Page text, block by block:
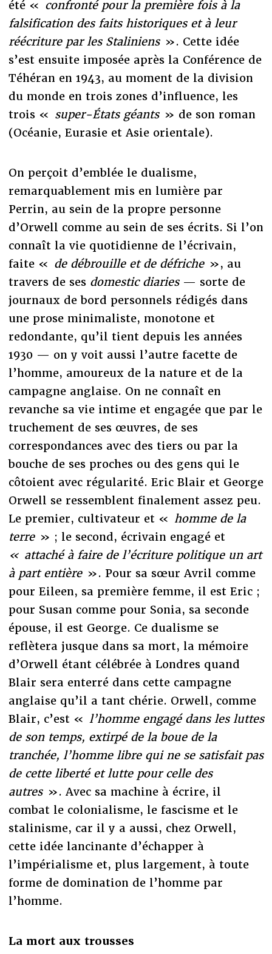
été « confronté pour la première fois à la
falsification des faits historiques et à leur
réécriture par les Staliniens». Cette idée
s’est ensuite imposée après la Conférence de
Téhéran en 1943, au moment de la division
du monde en trois zones d’influence, les
trois « super-États géants» de son roman
(Océanie, Eurasie et Asie orientale).
On perçoit d’emblée le dualisme,
remarquablement mis en lumière par
Perrin, au sein de la propre personne
d’Orwell comme au sein de ses écrits. Si l’on
connaît la vie quotidienne de l’écrivain,
faite « de débrouille et de défriche», au
travers de ses domestic diaries— sorte de
journaux de bord personnels rédigés dans
une prose minimaliste, monotone et
redondante, qu’il tient depuis les années
1930 — on y voit aussi l’autre facette de
l’homme, amoureux de la nature et de la
campagne anglaise. On ne connaît en
revanche sa vie intime et engagée que par le
truchement de ses œuvres, de ses
correspondances avec des tiers ou par la
bouche de ses proches ou des gens qui le
côtoient avec régularité. Eric Blair et George
Orwell se ressemblent finalement assez peu.
Le premier, cultivateur et « homme de la
terre» ; le second, écrivain engagé et
« attaché à faire de l’écriture politique un art
à part entière». Pour sa sœur Avril comme
pour Eileen, sa première femme, il est Eric ;
pour Susan comme pour Sonia, sa seconde
épouse, il est George. Ce dualisme se
reflètera jusque dans sa mort, la mémoire
d’Orwell étant célébrée à Londres quand
Blair sera enterré dans cette campagne
anglaise qu’il a tant chérie. Orwell, comme
Blair, c’est « l’homme engagé dans les luttes
de son temps, extirpé de la boue de la
tranchée, l’homme libre qui ne se satisfait pas
de cette liberté et lutte pour celle des
autres». Avec sa machine à écrire, il
combat le colonialisme, le fascisme et le
stalinisme, car il y a aussi, chez Orwell,
cette idée lancinante d’échapper à
l’impérialisme et, plus largement, à toute
forme de domination de l’homme par
l’homme.
La mort aux trousses